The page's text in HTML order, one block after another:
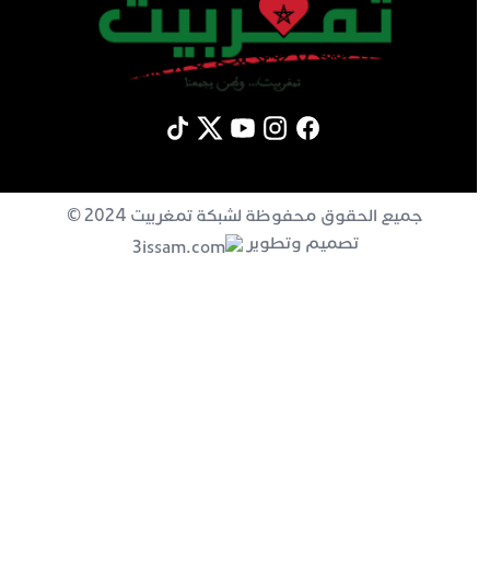
جميع الحقوق محفوظة لشبكة تمغربيت 2024 ©
تصميم وتطوير